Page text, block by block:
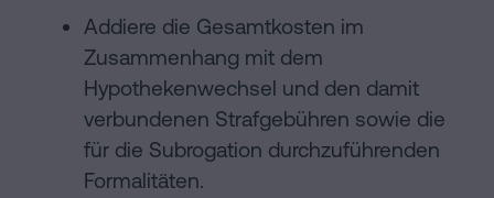
Addiere die Gesamtkosten im
Zusammenhang mit dem
Hypothekenwechsel und den damit
verbundenen Strafgebühren sowie die
für die Subrogation durchzuführenden
Formalitäten.